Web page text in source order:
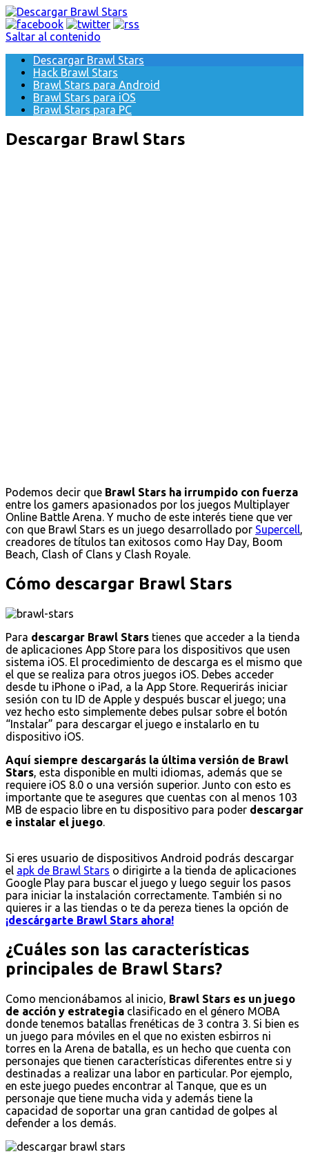
Saltar al contenido
Descargar Brawl Stars
Hack Brawl Stars
Brawl Stars para Android
Brawl Stars para iOS
Brawl Stars para PC
Descargar Brawl Stars
Podemos decir que Brawl Stars ha irrumpido con fuerza
entre los gamers apasionados por los juegos Multiplayer
Online Battle Arena. Y mucho de este interés tiene que ver
con que Brawl Stars es un juego desarrollado por Supercell,
creadores de títulos tan exitosos como Hay Day, Boom
Beach, Clash of Clans y Clash Royale.
Cómo descargar Brawl Stars
Para descargar Brawl Stars tienes que acceder a la tienda
de aplicaciones App Store para los dispositivos que usen
sistema iOS. El procedimiento de descarga es el mismo que
el que se realiza para otros juegos iOS. Debes acceder
desde tu iPhone o iPad, a la App Store. Requerirás iniciar
sesión con tu ID de Apple y después buscar el juego; una
vez hecho esto simplemente debes pulsar sobre el botón
“Instalar” para descargar el juego e instalarlo en tu
dispositivo iOS.
Aquí siempre descargarás la última versión de Brawl
Stars, esta disponible en multi idiomas, además que se
requiere iOS 8.0 o una versión superior. Junto con esto es
importante que te asegures que cuentas con al menos 103
MB de espacio libre en tu dispositivo para poder descargar
e instalar el juego.
Si eres usuario de dispositivos Android podrás descargar
el apk de Brawl Stars o dirigirte a la tienda de aplicaciones
Google Play para buscar el juego y luego seguir los pasos
para iniciar la instalación correctamente. También si no
quieres ir a las tiendas o te da pereza tienes la opción de
¡descárgarte Brawl Stars ahora!
¿Cuáles son las características
principales de Brawl Stars?
Como mencionábamos al inicio, Brawl Stars es un juego
de acción y estrategia clasificado en el género MOBA
donde tenemos batallas frenéticas de 3 contra 3. Si bien es
un juego para móviles en el que no existen esbirros ni
torres en la Arena de batalla, es un hecho que cuenta con
personajes que tienen características diferentes entre si y
destinadas a realizar una labor en particular. Por ejemplo,
en este juego puedes encontrar al Tanque, que es un
personaje que tiene mucha vida y además tiene la
capacidad de soportar una gran cantidad de golpes al
defender a los demás.